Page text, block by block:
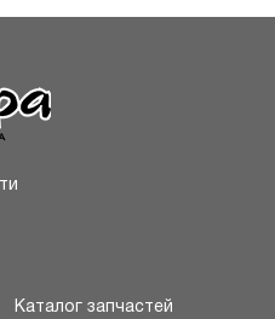
Открыть меню
Каталог запчастей